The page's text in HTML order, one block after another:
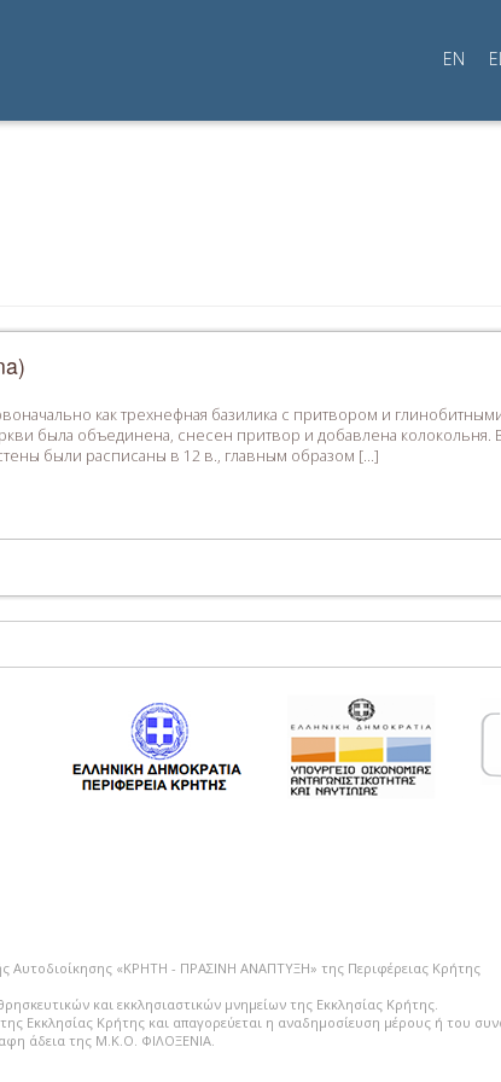
EN
как трехнефная базилика с притвором и
была объединена, снесен притвор и добавлена колокольня.
были расписаны в 12 в., главным образом […]
Αυτοδιοίκησης «ΚΡΗΤΗ - ΠΡΑΣΙΝΗ ΑΝΑΠΤΥΞΗ» της Περιφέρειας Κρήτης
και εκκλησιαστικών μνημείων της Εκκλησίας Κρήτης.
Εκκλησίας Κρήτης και απαγορεύεται η αναδημοσίευση μέρους ή του
άδεια της Μ.Κ.Ο. ΦΙΛΟΞΕΝΙΑ.